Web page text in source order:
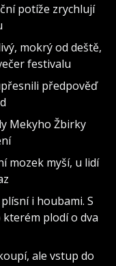
potíže zrychlují
mokrý od deště,
festivalu
předpověď
Mekyho Žbirky
mozek myší, u lidí
i houbami. S
plodí o dva
ale vstup do